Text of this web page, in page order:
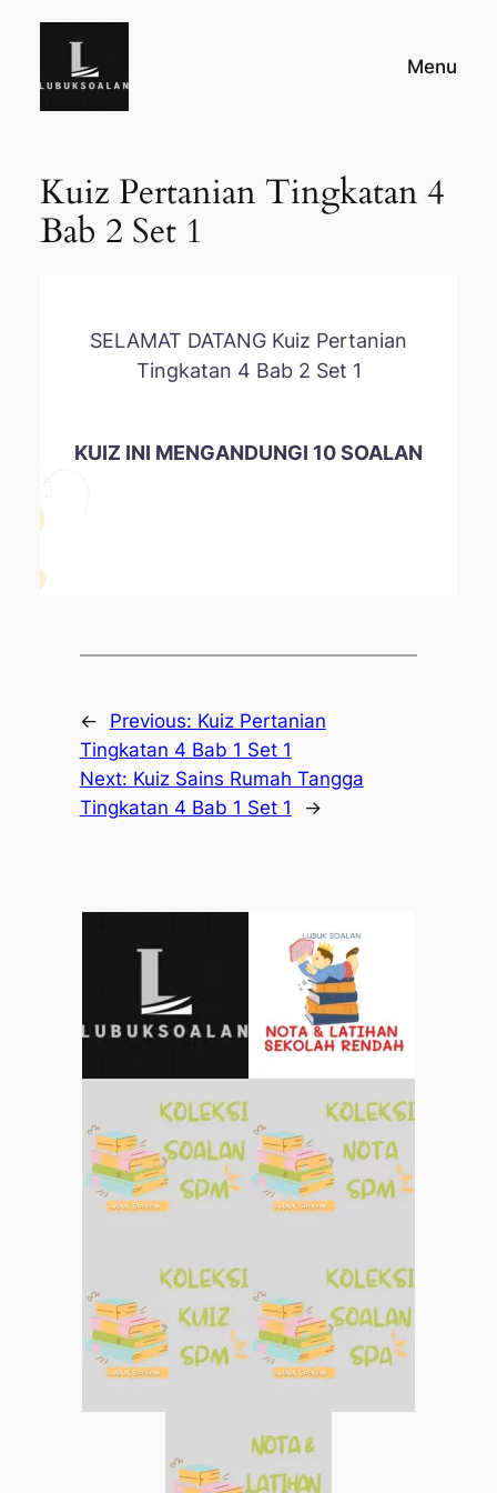
Menu
Kuiz Pertanian Tingkatan 4
Bab 2 Set 1
SELAMAT DATANG Kuiz Pertanian
Tingkatan 4 Bab 2 Set 1
KUIZ INI MENGANDUNGI 10 SOALAN
← Previous: Kuiz Pertanian
Tingkatan 4 Bab 1 Set 1
Next: Kuiz Sains Rumah Tangga
Tingkatan 4 Bab 1 Set 1
→